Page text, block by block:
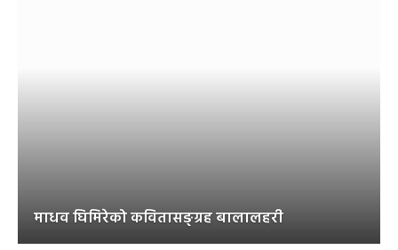
माधव घिमिरेको कवितासङ्ग्रह बालालहरी